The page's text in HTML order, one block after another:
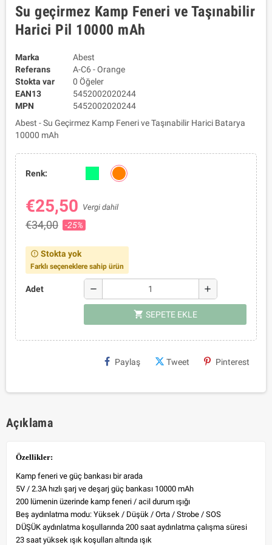
Su geçirmez Kamp Feneri ve Taşınabilir
Harici Pil 10000 mAh
Marka
Abest
Referans
A-C6 - Orange
Stokta var
0 Öğeler
EAN13
5452002020244
MPN
5452002020244
Abest - Su Geçirmez Kamp Feneri ve Taşınabilir Harici Batarya
10000 mAh
Renk:
€25,50 Vergi dahil
€34,00 -25%
error_outline Stokta yok
Farklı seçeneklere sahip ürün
Adet remove add
shopping_cart SEPETE EKLE
Paylaş Tweet Pinterest
Açıklama
Özellikler:
Kamp feneri ve güç bankası bir arada
5V / 2.3A hızlı şarj ve deşarj güç bankası 10000 mAh
200 lümenin üzerinde kamp feneri / acil durum ışığı
Beş aydınlatma modu: Yüksek / Düşük / Orta / Strobe / SOS
DÜŞÜK aydınlatma koşullarında 200 saat aydınlatma çalışma süresi
23 saat yüksek ışık koşulları altında ışık